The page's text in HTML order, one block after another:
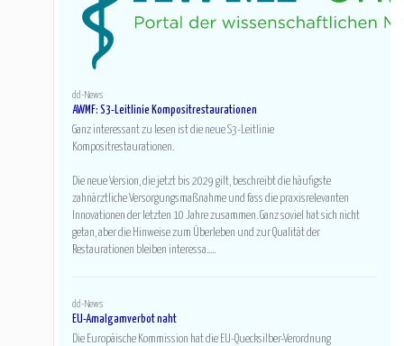
dd-News
AWMF: S3-Leitlinie Kompositrestaurationen
Ganz interessant zu lesen ist die neue S3-Leitlinie
Kompositrestaurationen.
Die neue Version, die jetzt bis 2029 gilt, beschreibt die häufigste
zahnärztliche Versorgungsmaßnahme und fass die praxisrelevanten
Innovationen der letzten 10 Jahre zusammen. Ganz soviel hat sich nicht
getan, aber die Hinweise zum Überleben und zur Qualität der
Restaurationen bleiben interessa.....
dd-News
EU-Amalgamverbot naht
Die Europäische Kommission hat die EU-Quecksilber-Verordnung